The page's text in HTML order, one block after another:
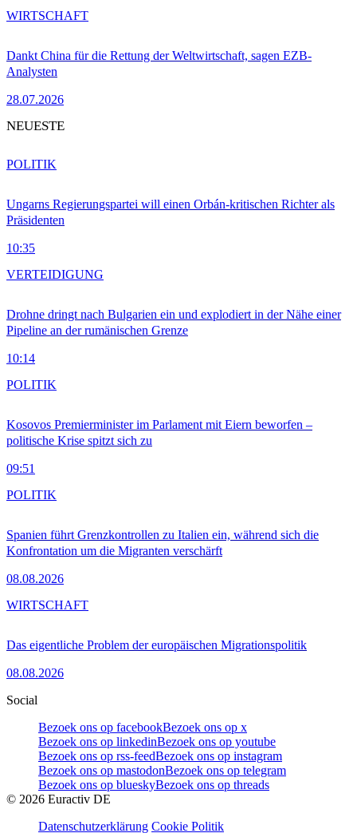
Dankt China für die Rettung der Weltwirtschaft, sagen EZB-
Analysten
28.07.2026
WIRTSCHAFT
NEUESTE
Ungarns Regierungspartei will einen Orbán-kritischen Richter als
Präsidenten
10:35
POLITIK
Drohne dringt nach Bulgarien ein und explodiert in der Nähe einer
Pipeline an der rumänischen Grenze
10:14
VERTEIDIGUNG
Kosovos Premierminister im Parlament mit Eiern beworfen –
politische Krise spitzt sich zu
09:51
POLITIK
Spanien führt Grenzkontrollen zu Italien ein, während sich die
Konfrontation um die Migranten verschärft
08.08.2026
POLITIK
Das eigentliche Problem der europäischen Migrationspolitik
08.08.2026
WIRTSCHAFT
Social
Bezoek ons op facebookBezoek ons op x
Bezoek ons op linkedinBezoek ons op youtube
Bezoek ons op rss-feedBezoek ons op instagram
Bezoek ons op mastodonBezoek ons op telegram
Bezoek ons op blueskyBezoek ons op threads
© 2026 Euractiv DE
Datenschutzerklärung Cookie Politik